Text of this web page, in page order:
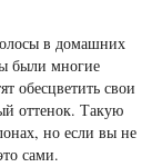
в домашних
были многие
обесцветить свои
оттенок. Такую
но если вы не
сами.